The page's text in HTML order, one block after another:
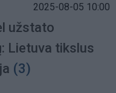
2025-08-05 10:00
užstato
Lietuva tikslus
(3)